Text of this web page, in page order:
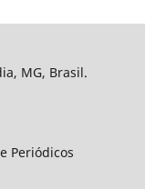
MG, Brasil.
Periódicos